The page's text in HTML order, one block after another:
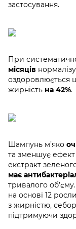
застосування.
При
місяців
оздоровлюється
жирність на 42%.
Шампунь м’яко
та зменшує
екстракт
має
тривалого
на основі 12
з жирністю,
підтримуючи